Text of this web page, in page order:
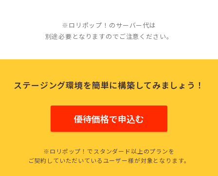
※ロリポップ！のサーバー代は
別途必要となりますのでご注意ください。
ステージング環境を簡単に構築してみましょう！
優待価格で申込む
※ロリポップ！でスタンダード以上のプランを
ご契約していただいているユーザー様が対象となります。